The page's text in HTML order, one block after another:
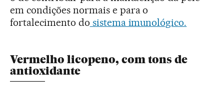
em condições normais e para o
fortalecimento do sistema imunológico.
Vermelho licopeno, com tons de
antioxidante